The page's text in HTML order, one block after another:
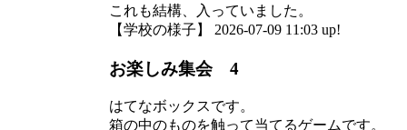
これも結構、入っていました。
【学校の様子】 2026-07-09 11:03 up!
お楽しみ集会 4
はてなボックスです。
箱の中のものを触って当てるゲームです。